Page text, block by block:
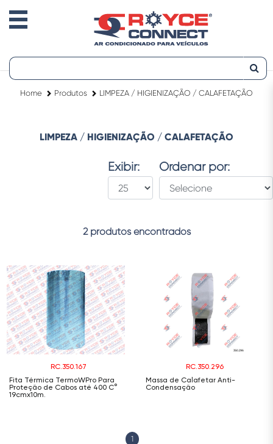
Home Produtos LIMPEZA / HIGIENIZAÇÃO / CALAFETAÇÃO
LIMPEZA / HIGIENIZAÇÃO / CALAFETAÇÃO
Exibir: Ordenar por:
2 produtos encontrados
RC.350.167
Fita Térmica TermoWPro Para
Proteção de Cabos até 400 C°
19cmx10m.
RC.350.296
Massa de Calafetar Anti-
Condensação
1